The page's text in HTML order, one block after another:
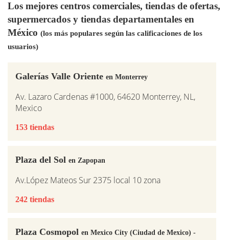
Los mejores centros comerciales, tiendas de ofertas,
supermercados y tiendas departamentales en
México (los más populares según las calificaciones de los
usuarios)
Galerías Valle Oriente en Monterrey
Av. Lazaro Cardenas #1000, 64620 Monterrey, NL,
Mexico
153 tiendas
Plaza del Sol en Zapopan
Av.López Mateos Sur 2375 local 10 zona
242 tiendas
Plaza Cosmopol en Mexico City (Ciudad de Mexico) -